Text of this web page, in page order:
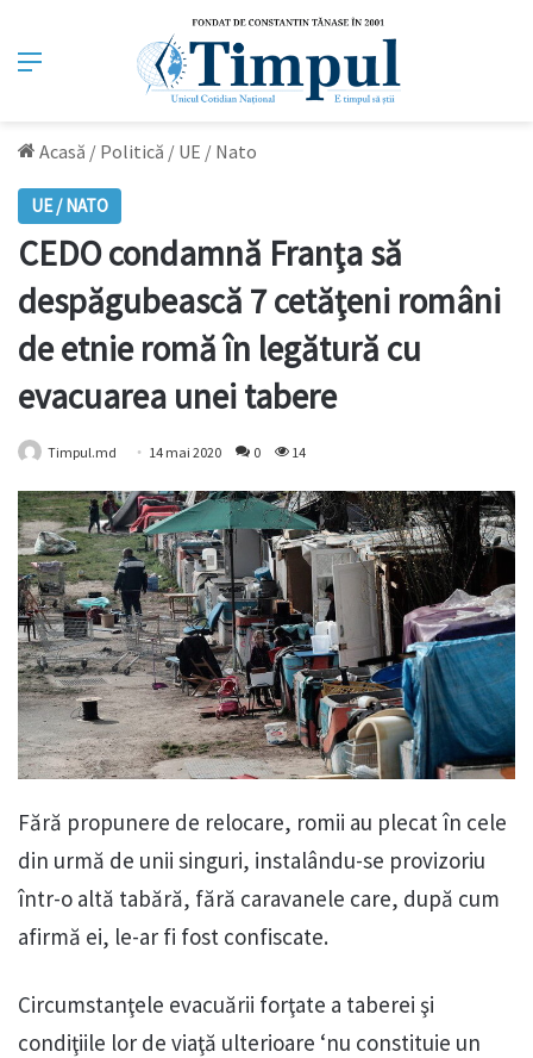
Meniu
Acasă / Politică / UE / Nato
UE / NATO
CEDO condamnă Franţa să
despăgubească 7 cetăţeni români
de etnie romă în legătură cu
evacuarea unei tabere
Timpul.md 14 mai 2020 0 14
Fără propunere de relocare, romii au plecat în cele
din urmă de unii singuri, instalându-se provizoriu
într-o altă tabără, fără caravanele care, după cum
afirmă ei, le-ar fi fost confiscate.
Circumstanţele evacuării forţate a taberei şi
condiţiile lor de viaţă ulterioare ‘nu constituie un